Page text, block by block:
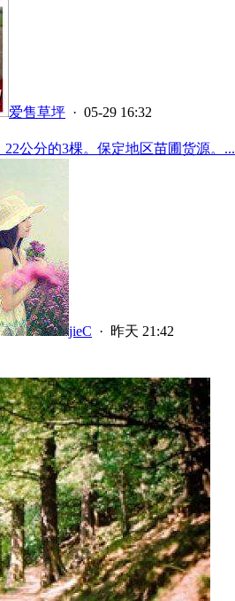
爱售草坪 · 05-29 16:32
公分的3棵。保定地区苗圃货源。...
jieC · 昨天 21:42